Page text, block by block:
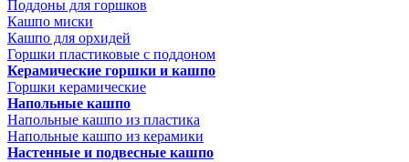
Поддоны для горшков
Кашпо миски
Кашпо для орхидей
Горшки пластиковые с поддоном
Керамические горшки и кашпо
Горшки керамические
Напольные кашпо
Напольные кашпо из пластика
Напольные кашпо из керамики
Настенные и подвесные кашпо